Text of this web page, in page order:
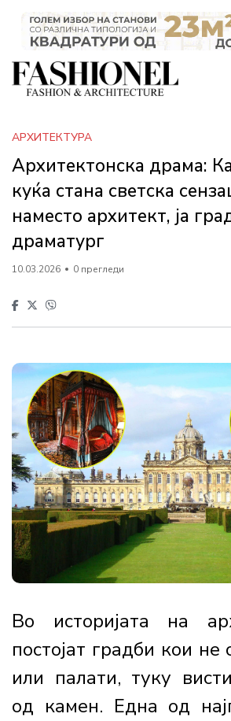
АРХИТЕКТУРА
Архитектонска драма:
куќа стана светска
наместо архитект, ја
драматург
10.03.2026 0 прегледи
Во историјата на
постојат градби кои не
или палати, туку
од камен. Една од